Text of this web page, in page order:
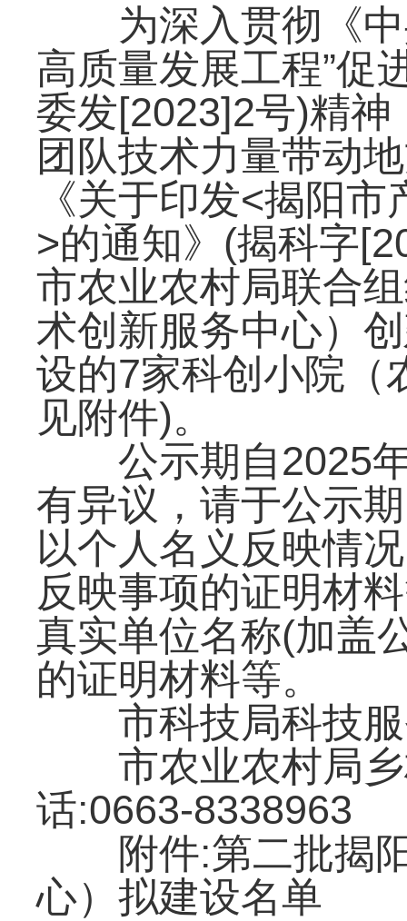
为深入贯彻《中
高质量发展工程”促
委发[2023]2号)精
团队技术力量带动
《关于印发<揭阳
>的通知》(揭科字
市农业农村局联合
术创新服务中心）
设的7家科创小院（
见附件)。
公示期自2025年
有异议，请于公示
以个人名义反映情
反映事项的证明材
真实单位名称(加盖
的证明材料等。
市科技局科技服
市农业农村局乡
话:0663-8338963
附件:第二批揭阳
心）拟建设名单